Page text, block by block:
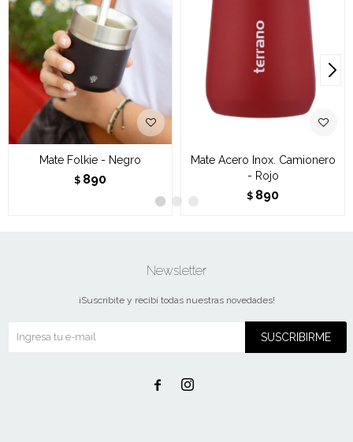
Mate Folkie - Negro
$ 890
Mate Acero Inox. Camionero
- Rojo
$ 890
Newsletter
¡Suscribite y recibí todas nuestras novedades!
SUSCRIBIRME
 